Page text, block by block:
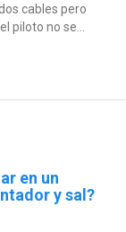
cables pero
piloto no se...
en un
y sal?